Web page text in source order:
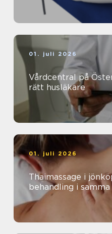
01. juli 2026
Vårdcentral på Östermalm
rätt husläkare
01. juli 2026
Thaimassage i jönköping
behandling i samma